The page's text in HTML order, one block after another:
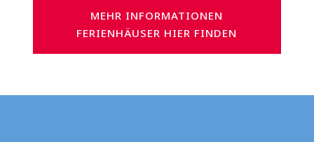
MEHR INFORMATIONEN
FERIENHÄUSER HIER FINDEN